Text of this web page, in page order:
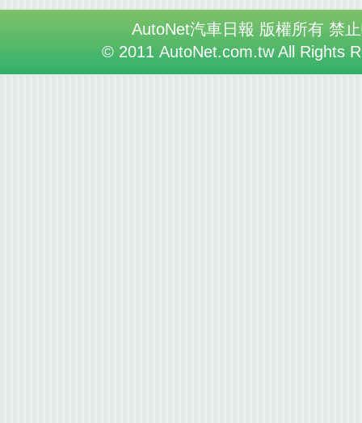
AutoNet汽車日報 版權所有 禁
© 2011 AutoNet.com.tw All Rights